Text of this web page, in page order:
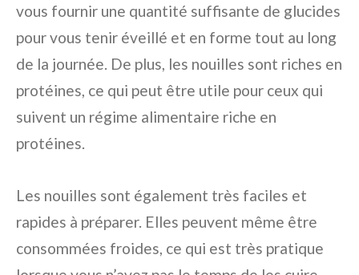
vous fournir une quantité suffisante de glucides
pour vous tenir éveillé et en forme tout au long
de la journée. De plus, les nouilles sont riches en
protéines, ce qui peut être utile pour ceux qui
suivent un régime alimentaire riche en
protéines.
Les nouilles sont également très faciles et
rapides à préparer. Elles peuvent même être
consommées froides, ce qui est très pratique